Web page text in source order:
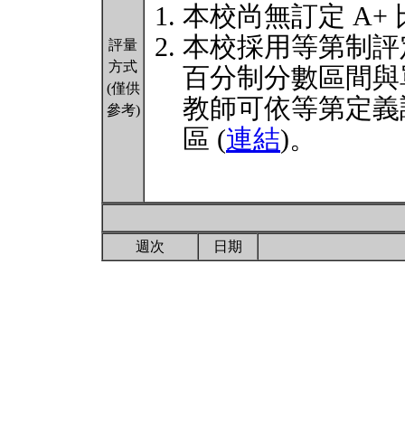
評量
方式
(僅供
參考)
本校尚無訂定 A+
本校採用等第制
百分制分數區間
教師可依等第定
區 (連結)。
週次 日期